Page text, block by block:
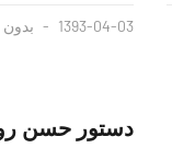
1393-04-03 بدون
دستور حسن